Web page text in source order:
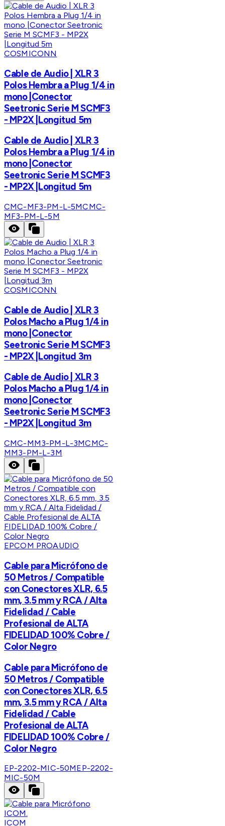
COSMICONN
Cable de Audio | XLR 3
Polos Hembra a Plug 1/4 in
mono |Conector
Seetronic Serie M SCMF3
- MP2X |Longitud 5m
Cable de Audio | XLR 3
Polos Hembra a Plug 1/4 in
mono |Conector
Seetronic Serie M SCMF3
- MP2X |Longitud 5m
CMC-MF3-PM-L-5MCMC-
MF3-PM-L-5M
COSMICONN
Cable de Audio | XLR 3
Polos Macho a Plug 1/4 in
mono |Conector
Seetronic Serie M SCMF3
- MP2X |Longitud 3m
Cable de Audio | XLR 3
Polos Macho a Plug 1/4 in
mono |Conector
Seetronic Serie M SCMF3
- MP2X |Longitud 3m
CMC-MM3-PM-L-3MCMC-
MM3-PM-L-3M
EPCOM PROAUDIO
Cable para Micrófono de
50 Metros / Compatible
con Conectores XLR, 6.5
mm, 3.5 mm y RCA / Alta
Fidelidad / Cable
Profesional de ALTA
FIDELIDAD 100% Cobre /
Color Negro
Cable para Micrófono de
50 Metros / Compatible
con Conectores XLR, 6.5
mm, 3.5 mm y RCA / Alta
Fidelidad / Cable
Profesional de ALTA
FIDELIDAD 100% Cobre /
Color Negro
EP-2202-MIC-50MEP-2202-
MIC-50M
ICOM